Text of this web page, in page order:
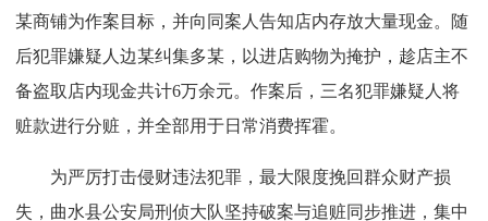
某商铺为作案目标，并向同案人告知店内存放大量现金。随
后犯罪嫌疑人边某纠集多某，以进店购物为掩护，趁店主不
备盗取店内现金共计6万余元。作案后，三名犯罪嫌疑人将
赃款进行分赃，并全部用于日常消费挥霍。
为严厉打击侵财违法犯罪，最大限度挽回群众财产损
失，曲水县公安局刑侦大队坚持破案与追赃同步推进，集中